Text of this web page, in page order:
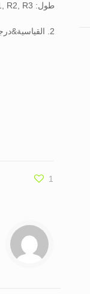
طول: R1, R2, R3
2. القياسية&درجة: API 5 الأشعة المقطعية, H40, J55, K55، M65، L80، N80, T95, P110
1